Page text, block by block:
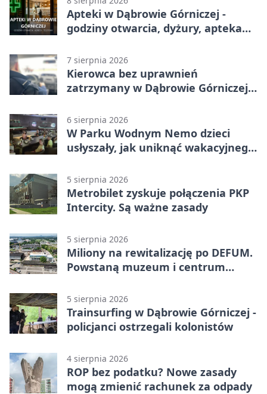
Apteki w Dąbrowie Górniczej -
godziny otwarcia, dyżury, apteka
7 sierpnia 2026
Kierowca bez uprawnień
zatrzymany w Dąbrowie Górniczej.
6 sierpnia 2026
W Parku Wodnym Nemo dzieci
usłyszały, jak uniknąć wakacyjnego
5 sierpnia 2026
Metrobilet zyskuje połączenia PKP
Intercity. Są ważne zasady
5 sierpnia 2026
Miliony na rewitalizację po DEFUM.
Powstaną muzeum i centrum
5 sierpnia 2026
Trainsurfing w Dąbrowie Górniczej -
policjanci ostrzegali kolonistów
4 sierpnia 2026
ROP bez podatku? Nowe zasady
mogą zmienić rachunek za odpady